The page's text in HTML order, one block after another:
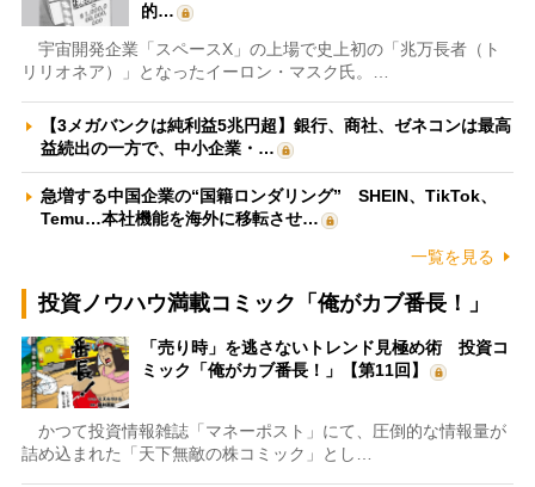
的…
宇宙開発企業「スペースX」の上場で史上初の「兆万長者（ト
リリオネア）」となったイーロン・マスク氏。…
【3メガバンクは純利益5兆円超】銀行、商社、ゼネコンは最高
益続出の一方で、中小企業・…
急増する中国企業の“国籍ロンダリング” SHEIN、TikTok、
Temu…本社機能を海外に移転させ…
一覧を見る
投資ノウハウ満載コミック「俺がカブ番長！」
「売り時」を逃さないトレンド見極め術 投資コ
ミック「俺がカブ番長！」【第11回】
かつて投資情報雑誌「マネーポスト」にて、圧倒的な情報量が
詰め込まれた「天下無敵の株コミック」とし…